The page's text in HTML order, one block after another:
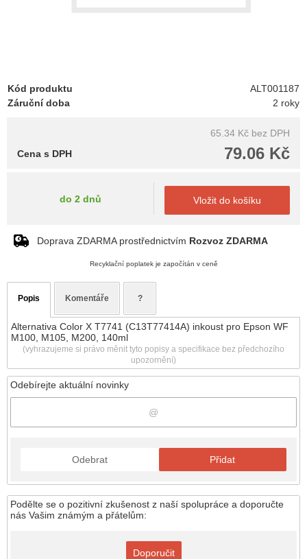
Odebírejte aktuální novinky
Odebrat Přidat
Podělte se o pozitivní zkušenost z naší spolupráce a doporučte
nás Vašim známým a přátelům:
Doporučit
Kód produktu
ALT001187
Záruční doba
2 roky
65.34 Kč bez DPH
79.06 Kč
Cena s DPH
do 2 dnů Vložit do košíku
Doprava ZDARMA prostřednictvím Rozvoz ZDARMA
Recyklační poplatek je započítán v ceně
Popis Komentáře ?
Alternativa Color X T7741 (C13T77414A) inkoust pro Epson WF
M100, M105, M200, 140ml
(vyhrazujeme si právo měnit tyto popisy a specifikace bez předchozího
upozornění)